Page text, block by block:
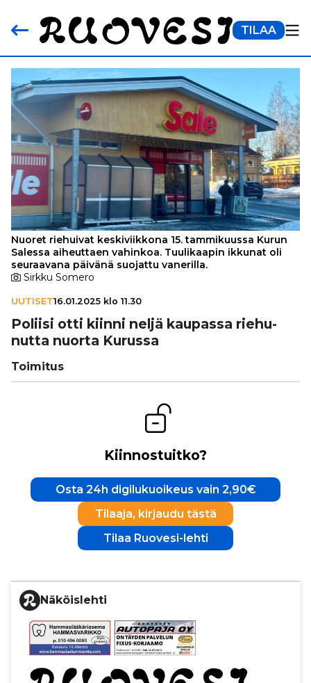
TILAA
Nuoret riehuivat keskiviikkona 15. tammikuussa Kurun
Salessa aiheuttaen vahinkoa. Tuulikaapin ikkunat oli
seuraavana päivänä suojattu vanerilla.
Sirkku Somero
UUTISET16.01.2025 klo 11.30
Poliisi otti kiinni neljä kaupassa rie­hu­
nutta nuorta Kurussa
Toimitus
Kiinnostuitko?
Osta 24h digilukuoikeus vain 2,90€
Tilaaja, kirjaudu tästä
Tilaa Ruovesi-lehti
Näköislehti